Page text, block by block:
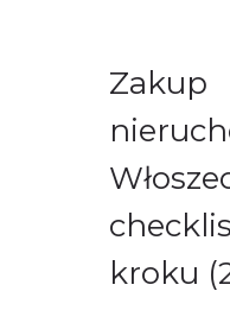
Zakup
kroku